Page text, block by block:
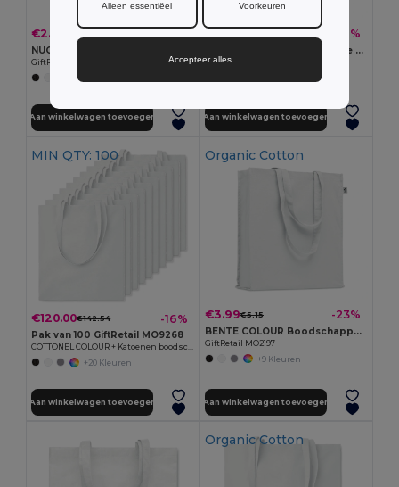
€2.72
GiftRetail MO6711
Aan winkelwagen toevoegen
-8%
VIVEKA COLOUR Gerecyclede boodschappentas
GiftRetail MO2302
Aan winkelwagen toevoegen
MIN QTY: 100
€120.00€142.54 -16%
Pak van 100 GiftRetail MO9268
COTTONEL COLOUR + Katoenen boodschappentas
+20 Kleuren
Aan winkelwagen toevoegen
Organic Cotton
€3.99€5.15 -23%
BENTE COLOUR Boodschappentas organisch katoen
GiftRetail MO2197
+9 Kleuren
Aan winkelwagen toevoegen
Organic Cotton
Alleen essentiëel Voorkeuren
Accepteer alles